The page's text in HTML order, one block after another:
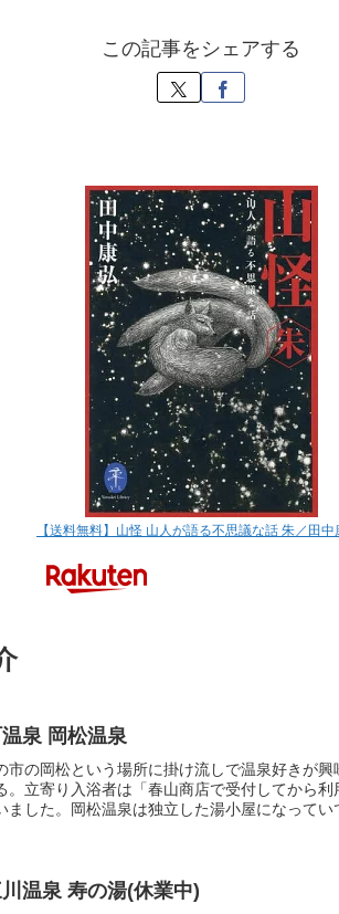
この記事をシェアする
【送料無料】山怪 山人が語る不思議な話 朱／田中
泉 岡松温泉
市の岡松という場所に掛け流しで温泉好きが
。立寄り入浴者は「春山商店で受付してから
ました。岡松温泉は独立した湯小屋になってい
温泉 寿の湯(休業中)